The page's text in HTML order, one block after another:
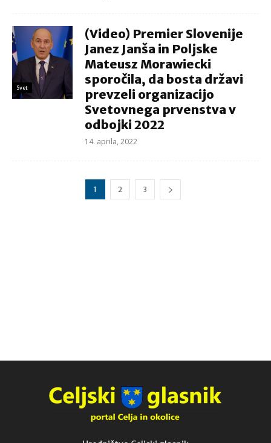
Svet
(Video) Premier Slovenije
Janez Janša in Poljske
Mateusz Morawiecki
sporočila, da bosta državi
prevzeli organizacijo
Svetovnega prvenstva v
odbojki 2022
14. aprila, 2022
1 2 3